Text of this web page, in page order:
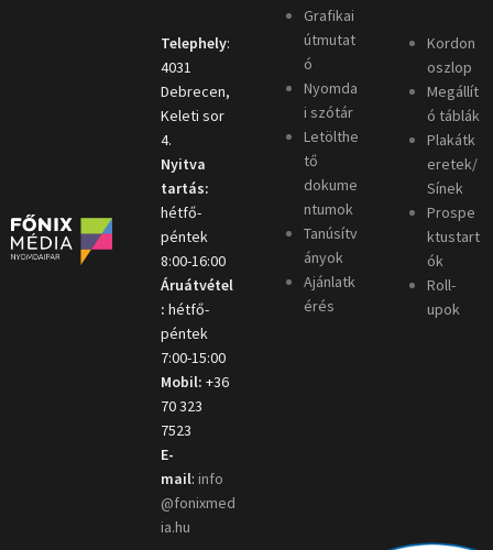
Telephely:
4031
Debrecen,
Keleti sor
4.
Nyitva
tartás:
hétfő-
péntek
8:00-16:00
Áruátvétel
: hétfő-
péntek
7:00-15:00
Mobil: +36
70 323
7523
E-
mail: info
@fonixmed
ia.hu
Grafikai
útmutat
ó
Nyomda
i szótár
Letölthe
tő
dokume
ntumok
Tanúsítv
ányok
Ajánlatk
érés
Kordon
oszlop
Megállít
ó táblák
Plakátk
eretek/
Sínek
Prospe
ktustart
ók
Roll-
upok